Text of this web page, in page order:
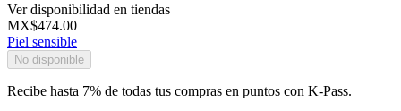
Ver disponibilidad en tiendas
MX$474.00
Piel sensible
No disponible
Recibe hasta 7% de todas tus compras en puntos con K-Pass.